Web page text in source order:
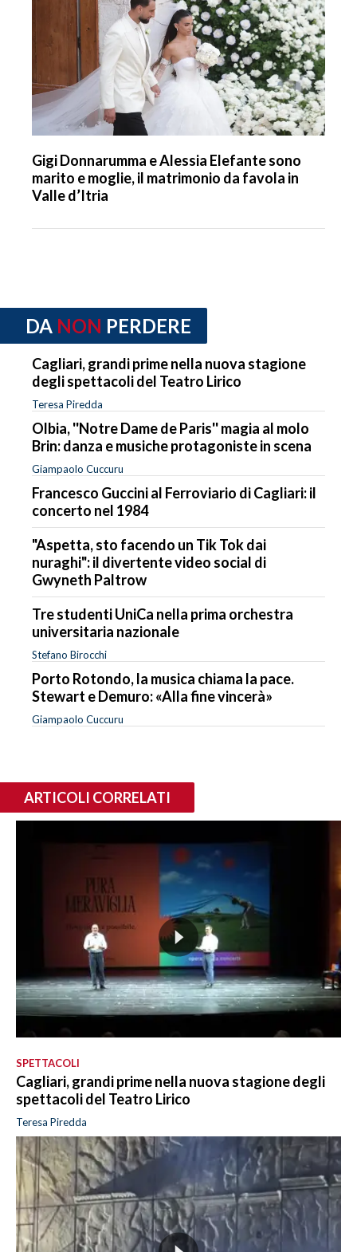
Gigi Donnarumma e Alessia Elefante sono
marito e moglie, il matrimonio da favola in
Valle d’Itria
DA NON PERDERE
Cagliari, grandi prime nella nuova stagione
degli spettacoli del Teatro Lirico
Teresa Piredda
Olbia, ''Notre Dame de Paris'' magia al molo
Brin: danza e musiche protagoniste in scena
Giampaolo Cuccuru
Francesco Guccini al Ferroviario di Cagliari: il
concerto nel 1984
"Aspetta, sto facendo un Tik Tok dai
nuraghi": il divertente video social di
Gwyneth Paltrow
Tre studenti UniCa nella prima orchestra
universitaria nazionale
Stefano Birocchi
Porto Rotondo, la musica chiama la pace.
Stewart e Demuro: «Alla fine vincerà»
Giampaolo Cuccuru
ARTICOLI CORRELATI
SPETTACOLI
Cagliari, grandi prime nella nuova stagione degli
spettacoli del Teatro Lirico
Teresa Piredda